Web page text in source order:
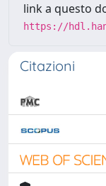
link a questo
https://
Citazioni